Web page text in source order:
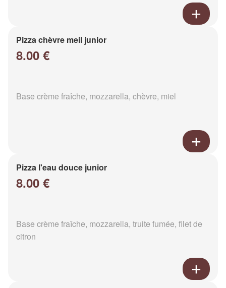
Pizza chèvre meil junior
8.00 €
Base crème fraîche, mozzarella, chèvre, miel
Pizza l'eau douce junior
8.00 €
Base crème fraîche, mozzarella, truite fumée, filet de
citron